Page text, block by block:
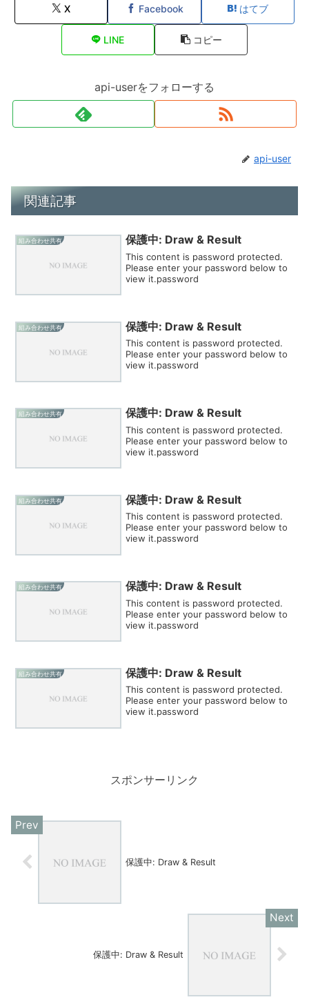
X Facebook はてブ
LINE コピー
api-userをフォローする
api-user
関連記事
組み合わせ共有 保護中: Draw & Result
This content is password protected.
Please enter your password below to
view it.password
組み合わせ共有 保護中: Draw & Result
This content is password protected.
Please enter your password below to
view it.password
組み合わせ共有 保護中: Draw & Result
This content is password protected.
Please enter your password below to
view it.password
組み合わせ共有 保護中: Draw & Result
This content is password protected.
Please enter your password below to
view it.password
組み合わせ共有 保護中: Draw & Result
This content is password protected.
Please enter your password below to
view it.password
組み合わせ共有 保護中: Draw & Result
This content is password protected.
Please enter your password below to
view it.password
スポンサーリンク
保護中: Draw & Result
保護中: Draw & Result